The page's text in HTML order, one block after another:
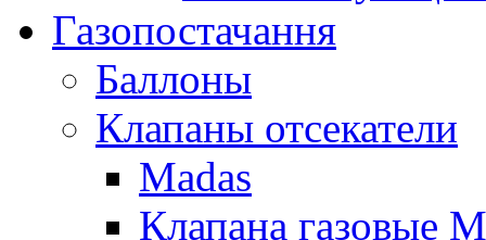
Газопостачання
Баллоны
Клапаны отсекатели
Madas
Клапана газовые